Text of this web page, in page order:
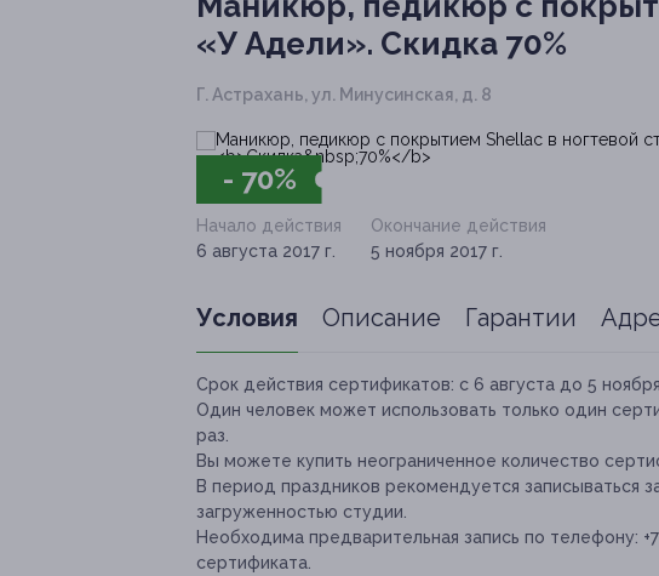
«У Адели». Скидка 70%
Г. Астрахань, ул. Минусинская, д. 8
- 70%
Начало действия
6 августа 2017 г.
Окончание действия
5 ноября 2017 г.
Условия Описание Гарантии
Срок действия сертификатов: с 6 августа до 5
Один человек может использовать только один
раз.
Вы можете купить неограниченное количество
В период праздников рекомендуется записываться
загруженностью студии.
Необходима предварительная запись по телефону:
сертификата.